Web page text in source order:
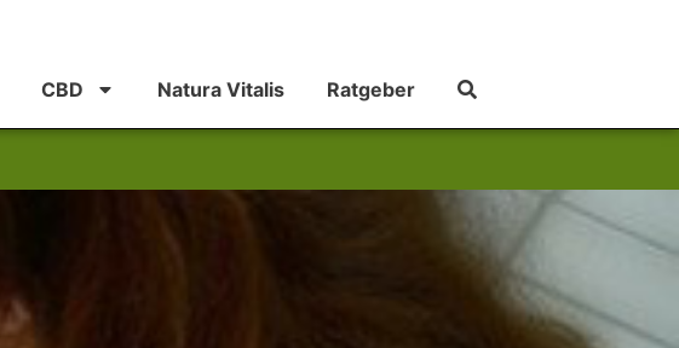
CBD Natura Vitalis Ratgeber